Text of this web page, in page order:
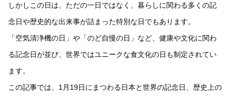
しかしこの日は、ただの一日ではなく、暮らしに関わる多くの記
念日や歴史的な出来事が詰まった特別な日でもあります。
「空気清浄機の日」や「のど自慢の日」など、健康や文化に関わ
る記念日が並び、世界ではユニークな食文化の日も制定されてい
ます。
この記事では、1月19日にまつわる日本と世界の記念日、歴史上の